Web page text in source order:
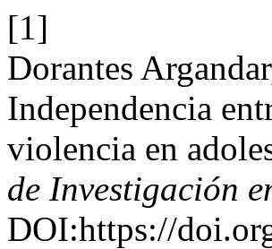
[1]
Dorantes
Independencia
violencia en
de Investigación
DOI:https://